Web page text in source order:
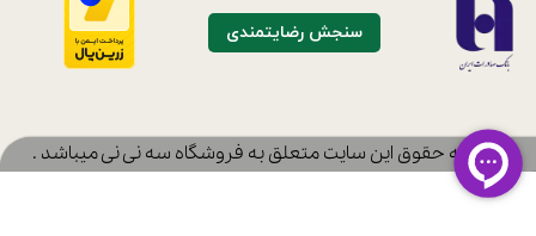
سنجش رضایتمندی
​کلیه حقوق این سایت متعلق به فروشگاه سه نی نی میباشد .